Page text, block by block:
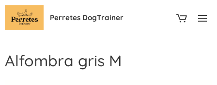
Perretes DogTrainer
Alfombra gris M